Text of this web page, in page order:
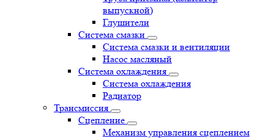
выпускной)
Глушители
Система смазки
Система смазки и вентиляции
Насос масляный
Система охлаждения
Система охлаждения
Радиатор
Трансмиссия
Сцепление
Механизм управления сцеплением